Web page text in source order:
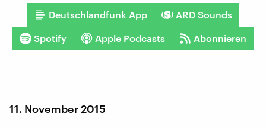
Deutschlandfunk App ARD Sounds
Spotify Apple Podcasts Abonnieren
11. November 2015